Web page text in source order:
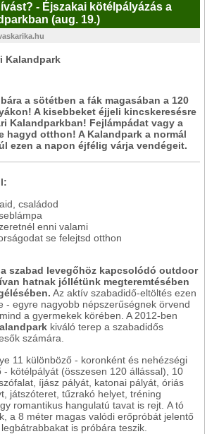
- Éjszakai kötélpályázás a
(aug. 19.)
Kalandpark
a sötétben a fák magasában a 120
A kisebbeket éjjeli kincskeresésre
Kalandparkban! Fejlámpádat vagy a
hagyd otthon! A Kalandpark a normál
ezen a napon éjfélig várja vendégeit.
családod
enni valami
se felejtsd otthon
a szabad levegőhöz kapcsolódó outdoor
hatnak jóllétünk megteremtésében
Az aktív szabadidő-eltöltés ezen
- egyre nagyobb népszerűségnek örvend
a gyermekek körében. A 2012-ben
kiváló terep a szabadidős
számára.
11 különböző - koronként és nehézségi
- kötélpályát (összesen 120 állással), 10
íjász pályát, katonai pályát, óriás
játszóteret, tűzrakó helyet, tréning
romantikus hangulatú tavat is rejt. A tó
a 8 méter magas valódi erőpróbát jelentő
is próbára teszik.